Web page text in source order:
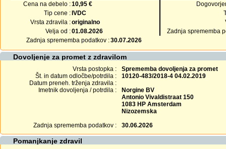
Cena na debelo :10,95 €
Tip cene : IVDC
Vrsta zdravila :originalno
Velja od :01.08.2026
Zadnja sprememba
Zadnja sprememba podatkov :30.07.2026
Dovoljenje za promet z zdravilom
Vrsta postopka :
Sprememba dovoljenja za promet
Št. in datum odločbe/potrdila :
10120-483/2018-4 04.02.2019
Datum preneh. trženja zdravila :
Imetnik dovoljenja / potrdila :
Norgine BV
Antonio Vivaldistraat 150
1083 HP Amsterdam
Nizozemska
Zadnja sprememba podatkov :
30.06.2026
Pomanjkanje zdravil